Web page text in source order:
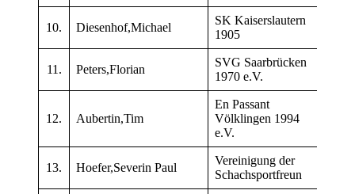
10. Diesenhof,Michael
SK Kaiserslautern
1905
11. Peters,Florian
SVG Saarbrücken
1970 e.V.
12. Aubertin,Tim
En Passant
Völklingen 1994
e.V.
13. Hoefer,Severin Paul
Vereinigung der
Schachsportfreun